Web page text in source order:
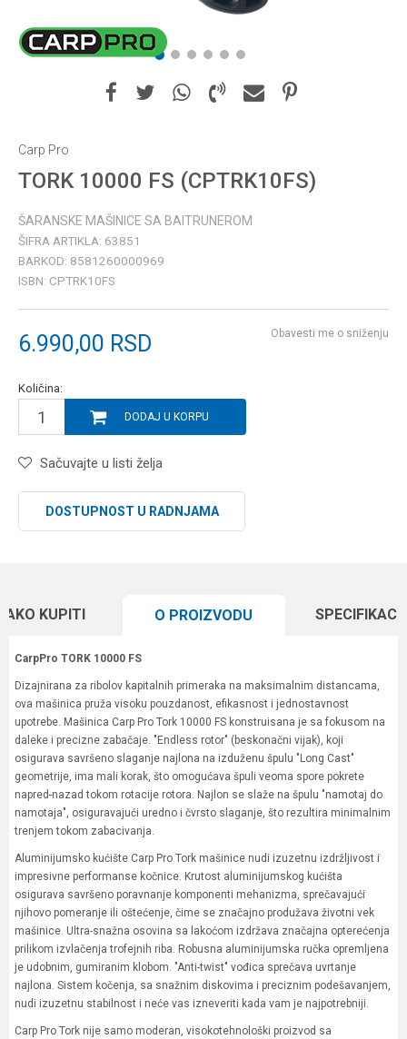
1 2 3 4 5 6
Carp Pro
TORK 10000 FS (CPTRK10FS)
ŠARANSKE MAŠINICE SA BAITRUNEROM
ŠIFRA ARTIKLA: 63851
BARKOD: 8581260000969
ISBN: CPTRK10FS
6.990,00 RSD Obavesti me o sniženju
Količina:
DODAJ U KORPU
Sačuvajte u listi želja
DOSTUPNOST U RADNJAMA
KUPITI O PROIZVODU
CarpPro TORK 10000 FS
Dizajnirana za ribolov kapitalnih primeraka na maksimalnim distancama,
ova mašinica pruža visoku pouzdanost, efikasnost i jednostavnost
upotrebe. Mašinica Carp Pro Tork 10000 FS konstruisana je sa fokusom na
daleke i precizne zabačaje. "Endless rotor" (beskonačni vijak), koji
osigurava savršeno slaganje najlona na izduženu špulu "Long Cast"
geometrije, ima mali korak, što omogućava špuli veoma spore pokrete
napred-nazad tokom rotacije rotora. Najlon se slaže na špulu "namotaj do
namotaja", osiguravajući uredno i čvrsto slaganje, što rezultira minimalnim
trenjem tokom zabacivanja.
Aluminijumsko kućište Carp Pro Tork mašinice nudi izuzetnu izdržljivost i
impresivne performanse kočnice. Krutost aluminijumskog kućišta
osigurava savršeno poravnanje komponenti mehanizma, sprečavajući
njihovo pomeranje ili oštećenje, čime se značajno produžava životni vek
mašinice. Ultra-snažna osovina sa lakoćom izdržava značajna opterećenja
prilikom izvlačenja trofejnih riba. Robusna aluminijumska ručka opremljena
je udobnim, gumiranim klobom. "Anti-twist" vođica sprečava uvrtanje
najlona. Sistem kočenja, sa snažnim diskovima i preciznim podešavanjem,
nudi izuzetnu stabilnost i neće vas izneveriti kada vam je najpotrebniji.
Carp Pro Tork nije samo moderan, visokotehnološki proizvod sa